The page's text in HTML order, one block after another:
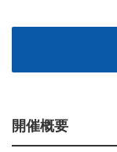
開催概要